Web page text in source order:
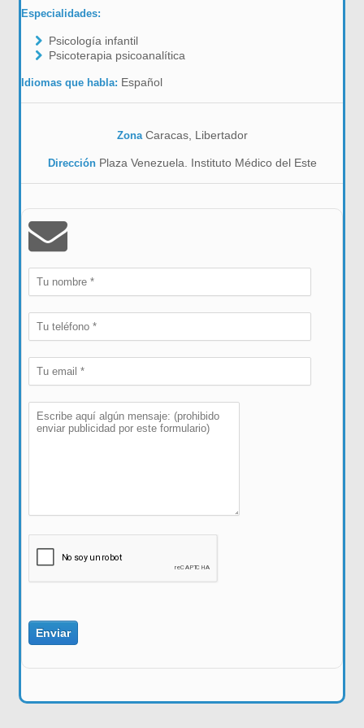
Especialidades:
Psicología infantil
Psicoterapia psicoanalítica
Idiomas que habla: Español
Zona Caracas, Libertador
DirecciónPlaza Venezuela. Instituto Médico del Este